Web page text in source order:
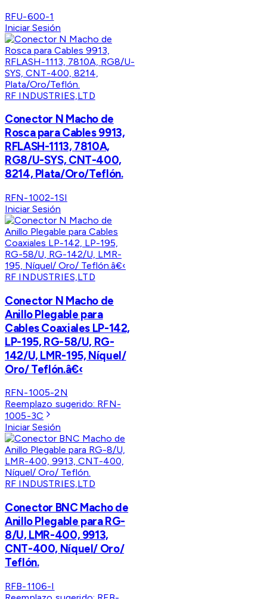
RFU-600-1
Iniciar Sesión
RF INDUSTRIES,LTD
Conector N Macho de
Rosca para Cables 9913,
RFLASH-1113, 7810A,
RG8/U-SYS, CNT-400,
8214, Plata/Oro/Teflón.
RFN-1002-1SI
Iniciar Sesión
RF INDUSTRIES,LTD
Conector N Macho de
Anillo Plegable para
Cables Coaxiales LP-142,
LP-195, RG-58/U, RG-
142/U, LMR-195, Níquel/
Oro/ Teflón.â€‹
RFN-1005-2N
Reemplazo sugerido: RFN-
1005-3C
Iniciar Sesión
RF INDUSTRIES,LTD
Conector BNC Macho de
Anillo Plegable para RG-
8/U, LMR-400, 9913,
CNT-400, Níquel/ Oro/
Teflón.
RFB-1106-I